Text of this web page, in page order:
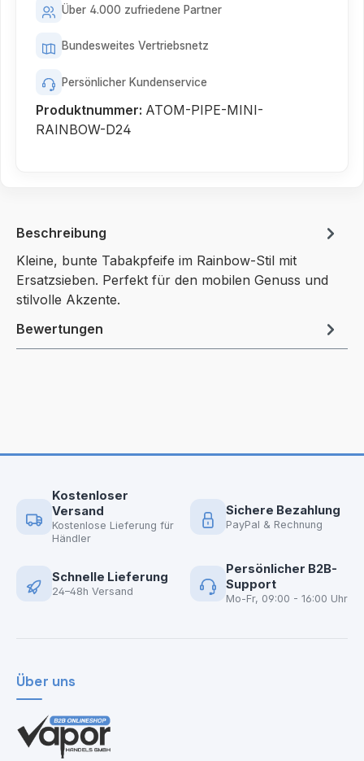
Über 4.000 zufriedene Partner
Bundesweites Vertriebsnetz
Persönlicher Kundenservice
Produktnummer: ATOM-PIPE-MINI-
RAINBOW-D24
Beschreibung
Kleine, bunte Tabakpfeife im Rainbow-Stil mit
Ersatzsieben. Perfekt für den mobilen Genuss und
stilvolle Akzente.
Bewertungen
Kostenloser
Versand
Kostenlose Lieferung für
Händler
Sichere Bezahlung
PayPal & Rechnung
Schnelle Lieferung
24–48h Versand
Persönlicher B2B-
Support
Mo-Fr, 09:00 - 16:00 Uhr
Über uns